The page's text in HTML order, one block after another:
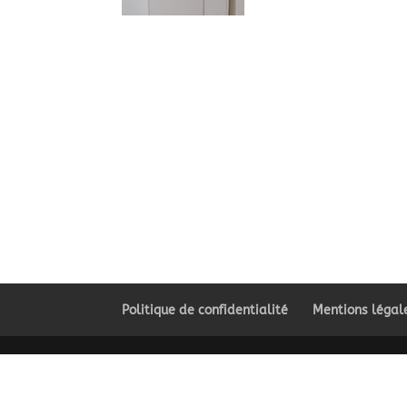
Politique de confidentialité Mentions